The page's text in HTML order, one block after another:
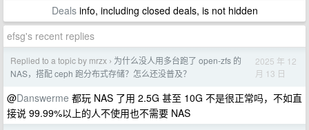
Dealsinfo, including closed deals, is not hidden
efsg's recent replies
Replied to a topic by mrzx › 为什么没人用多台跑了 open-zfs 的
NAS，搭配 ceph 跑分布式存储？怎么还没普及？
2025 年 12
月 13 日
@Danswerme 都玩 NAS 了用 2.5G 甚至 10G 不是很正常吗，不如直
接说 99.99%以上的人不使用也不需要 NAS